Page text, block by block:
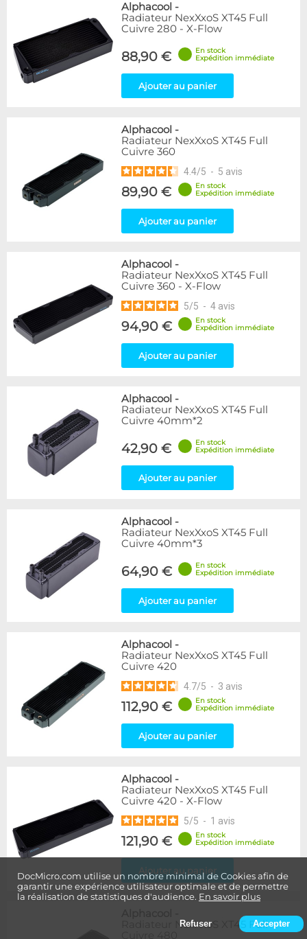
DocMicro.com utilise un nombre minimal de Cookies afin de
garantir une expérience utilisateur optimale et de permettre
la réalisation de statistiques d'audience. En savoir plus
Refuser Accepter
Alphacool -
Radiateur NexXxoS XT45 Full
Cuivre 280 - X-Flow
88,90 €
En stock
Expédition immédiate
Ajouter au panier
Alphacool -
Radiateur NexXxoS XT45 Full
Cuivre 360
4.4/5 - 5 avis
89,90 €
En stock
Expédition immédiate
Ajouter au panier
Alphacool -
Radiateur NexXxoS XT45 Full
Cuivre 360 - X-Flow
5/5 - 4 avis
94,90 €
En stock
Expédition immédiate
Ajouter au panier
Alphacool -
Radiateur NexXxoS XT45 Full
Cuivre 40mm*2
42,90 €
En stock
Expédition immédiate
Ajouter au panier
Alphacool -
Radiateur NexXxoS XT45 Full
Cuivre 40mm*3
64,90 €
En stock
Expédition immédiate
Ajouter au panier
Alphacool -
Radiateur NexXxoS XT45 Full
Cuivre 420
4.7/5 - 3 avis
112,90 €
En stock
Expédition immédiate
Ajouter au panier
Alphacool -
Radiateur NexXxoS XT45 Full
Cuivre 420 - X-Flow
5/5 - 1 avis
121,90 €
En stock
Expédition immédiate
Ajouter au panier
Radiateur NexXxoS XT45 Full